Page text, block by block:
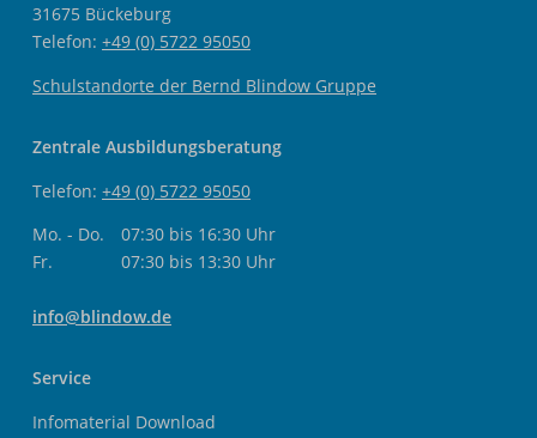
31675 Bückeburg
Telefon: +49 (0) 5722 95050
Schulstandorte der Bernd Blindow Gruppe
Zentrale Ausbildungsberatung
Telefon: +49 (0) 5722 95050
Mo. - Do.
07:30 bis 16:30 Uhr
Fr.
07:30 bis 13:30 Uhr
info@blindow.de
Service
Infomaterial Download